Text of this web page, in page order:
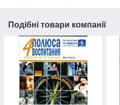
Подібні товари компанії